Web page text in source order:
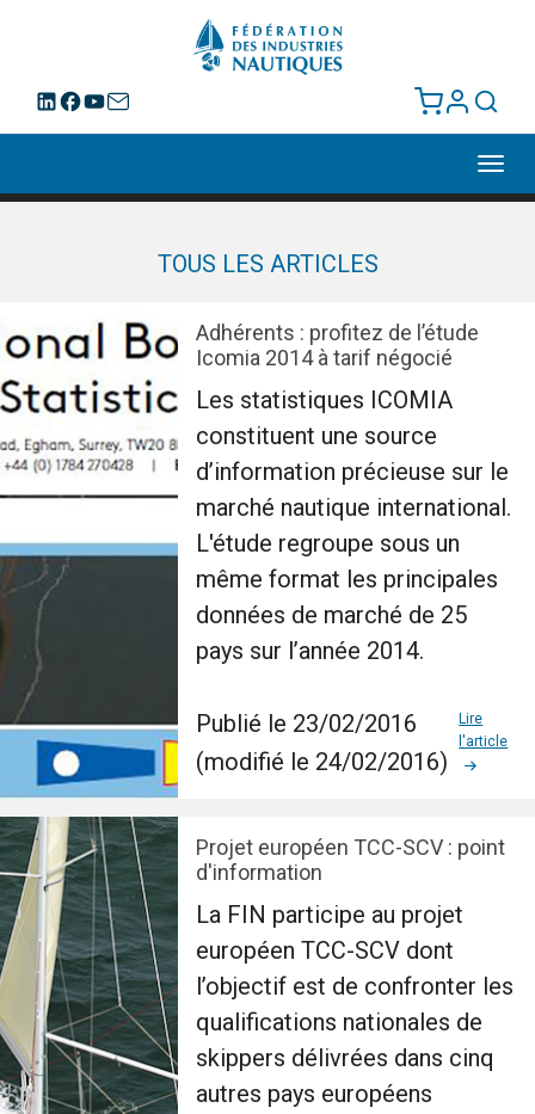
TOUS LES ARTICLES
Adhérents : profitez de l’étude
Icomia 2014 à tarif négocié
Les statistiques ICOMIA
constituent une source
d’information précieuse sur le
marché nautique international.
L'étude regroupe sous un
même format les principales
données de marché de 25
pays sur l’année 2014.
Publié le 23/02/2016
(modifié le 24/02/2016)
Lire
l'article
Projet européen TCC-SCV : point
d'information
La FIN participe au projet
européen TCC-SCV dont
l’objectif est de confronter les
qualifications nationales de
skippers délivrées dans cinq
autres pays européens